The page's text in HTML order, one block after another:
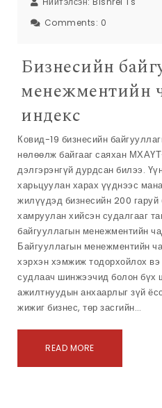
Comments: 0
Бизнесийн
менежментийн
индекс
Ковид-19 бизнесийн
нөлөөлж байгааг саяхан
дэлгэрэнгүй дурдсан билээ.
харьцуулан харах үүднээс
жилүүдэд бизнесийн 200 гаруй
хамруулан хийсэн судалгааг
байгууллагын менежментийн
Байгууллагын менежментийн
хэрхэн хэмжиж тодорхойлох
судлаач шинжээчид болон бүх
ажилтнуудын анхаарлыг зүй
жижиг бизнес, төр засгийн…
READ MORE